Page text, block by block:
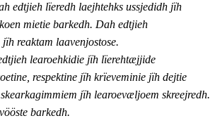
edtjieh lïeredh laejhtehks ussjedidh jïh
mietie barkedh. Dah edtjieh
reaktam laavenjostose.
learoehkidie jïh lïerehtæjjide
respektine jïh krïeveminie jïh dejtie
jïh learoevæljoem skreejredh.
barkedh.